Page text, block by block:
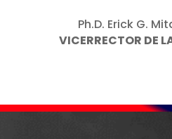
Ph.D. Erick G.
VICERRECTOR DE